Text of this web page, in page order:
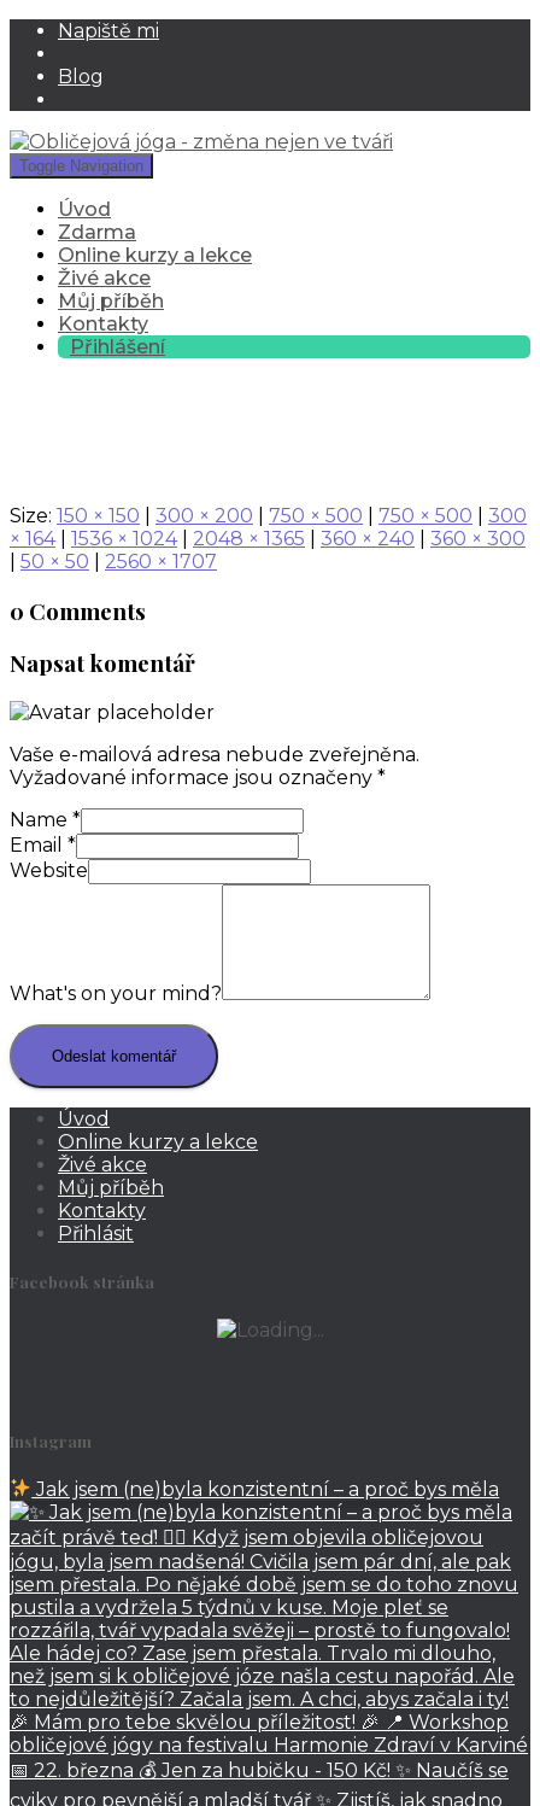
Napiště mi
Blog
Toggle Navigation
Úvod
Zdarma
Online kurzy a lekce
Živé akce
Můj příběh
Kontakty
Přihlášení
Size: 150 × 150 300 × 200 750 × 500 750 × 500
300
× 164
1536 × 1024 2048 × 1365 360 × 240
360 × 300
50 × 50 2560 × 1707
0 Comments
Napsat komentář
Vaše e-mailová adresa nebude zveřejněna.
Vyžadované informace jsou označeny *
Name *
Email *
Website
What's on your mind?
Úvod
Online kurzy a lekce
Živé akce
Můj příběh
Kontakty
Přihlásit
Facebook stránka
Instagram
Jak jsem (ne)byla konzistentní – a proč bys měla